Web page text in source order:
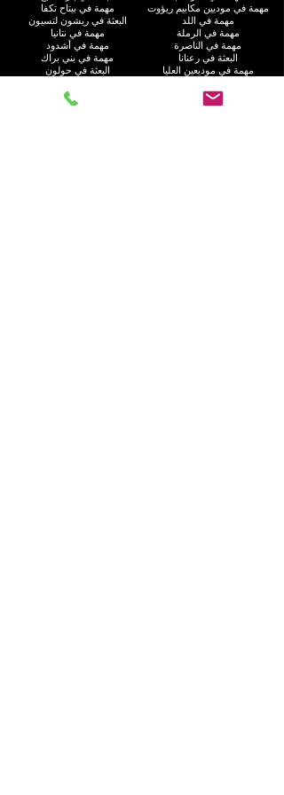
مهمة في موديين مكابيم ريؤوت
مهمة في بيتاح تكفا
مهمة في اللد
مهمة في الرملة
مهمة في الناصرة
البعثة في رعنانا
مهمة في موديعين العليا
البعثة في ريشون لتسيون
مهمة في نتانيا
مهمة في أشدود
مهمة في بني براك
البعثة في حولون
مهمة في إلاد
مهمة في هود هشارون
مهمة في رامات غان
البعثة في عسقلان